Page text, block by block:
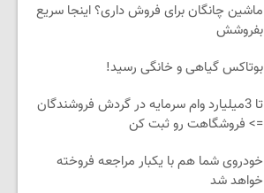
ماشین چانگان برای فروش داری؟ اینجا سریع
بفروشش
بوتاکس گیاهی و خانگی رسید!
تا 3میلیارد وام سرمایه در گردش فروشندگان
=> فروشگاهت رو ثبت کن
خودروی شما هم با یکبار مراجعه فروخته
خواهد شد